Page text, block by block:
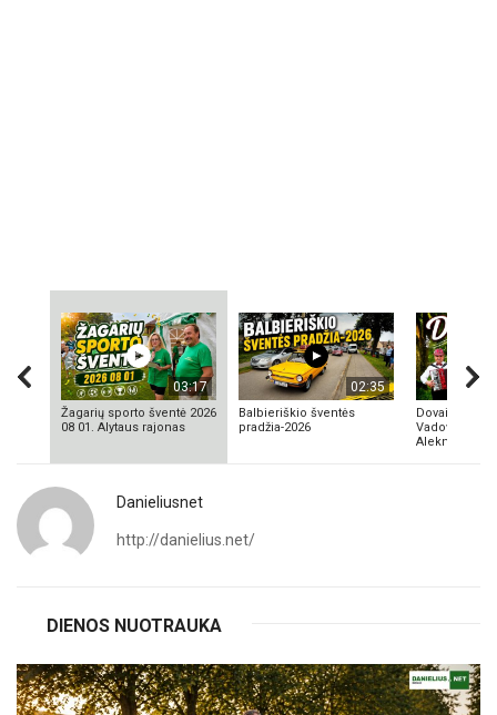
03:17
Žagarių sporto šventė 2026
08 01. Alytaus rajonas
02:35
Balbieriškio šventės
pradžia-2026
Dovainonių
Vadovas
Aleknavičius
Danieliusnet
http://danielius.net/
DIENOS NUOTRAUKA